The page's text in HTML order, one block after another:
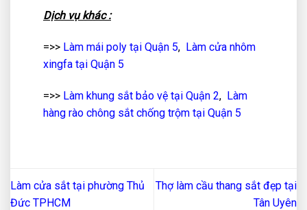
Dịch vụ khác :
=>> Làm mái poly tại Quận 5, Làm cửa nhôm
xingfa tại Quận 5
=>> Làm khung sắt bảo vệ tại Quận 2, Làm
hàng rào chông sắt chống trộm tại Quận 5
Làm cửa sắt tại phường Thủ
Đức TPHCM
Thợ làm cầu thang sắt đẹp tại
Tân Uyên